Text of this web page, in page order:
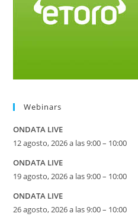
Webinars
ONDATA LIVE
12 agosto, 2026 a las 9:00 – 10:00
ONDATA LIVE
19 agosto, 2026 a las 9:00 – 10:00
ONDATA LIVE
26 agosto, 2026 a las 9:00 – 10:00